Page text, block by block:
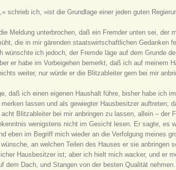
schrieb ich, »ist die Grundlage einer jeden guten
Meldung unterbrochen, daß ein Fremder unten sei,
die in mir gärenden staatswirtschaftlichen
wünschte ich jedoch, der Fremde läge auf dem Grunde
er habe im Vorbeigehen bemerkt, daß ich auf meinem
weiter, nur würde er die Blitzableiter gern bei mir
daß ich einen eigenen Haushalt führe, bisher habe ich
lassen und als gewiegter Hausbesitzer
Blitzableiter bei mir anbringen zu lassen, allein – der
wenigstens nicht im Gesicht lesen. Er sagte, es
eben im Begriff mich wieder an die Verfolgung meines
an welchen Teilen des Hauses er sie
Hausbesitzer ist; aber ich hielt mich wacker, und er
dem Dach, und Stangen von der besten Qualität